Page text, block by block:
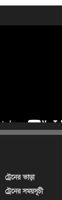
ট্রেনের ভাড়া
ট্রেনের সময়সূচী